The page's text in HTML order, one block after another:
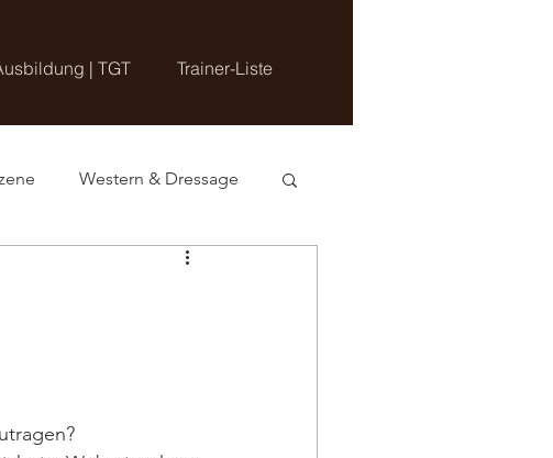
| TGT Trainer-Liste
Western & Dressage